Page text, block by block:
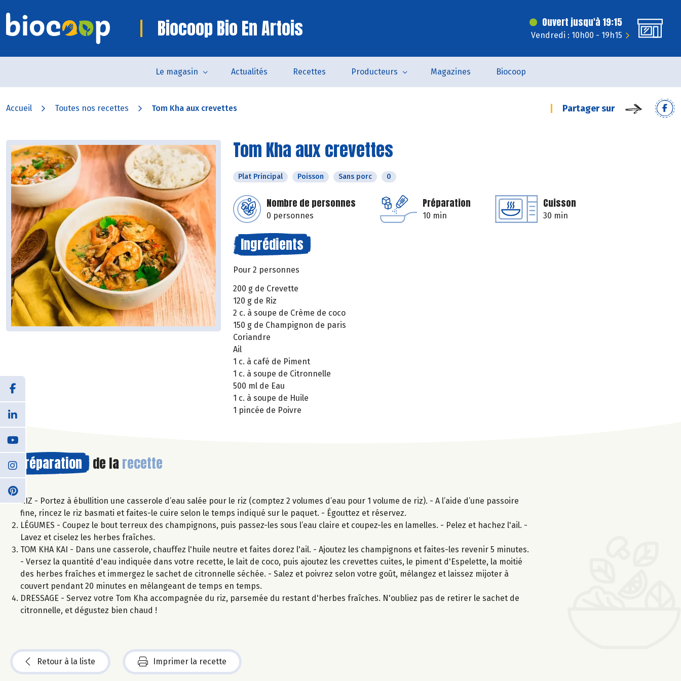
Biocoop Bio En Artois Ouvert jusqu'à 19:15
Vendredi : 10h00 - 19h15
Le magasin Actualités Recettes Producteurs Magazines Biocoop
Accueil Toutes nos recettes Tom Kha aux crevettes Partager sur
Tom Kha aux crevettes
Plat Principal Poisson Sans porc 0
Nombre de personnes
0 personnes
Préparation
10 min
Cuisson
30 min
Ingrédients
Pour 2 personnes
200 g de Crevette
120 g de Riz
2 c. à soupe de Crème de coco
150 g de Champignon de paris
Coriandre
Ail
1 c. à café de Piment
1 c. à soupe de Citronnelle
500 ml de Eau
1 c. à soupe de Huile
1 pincée de Poivre
Préparation de la recette
RIZ - Portez à ébullition une casserole d’eau salée pour le riz (comptez 2 volumes d’eau pour 1 volume de riz). - A l’aide d’une passoire
fine, rincez le riz basmati et faites-le cuire selon le temps indiqué sur le paquet. - Égouttez et réservez.
LÉGUMES - Coupez le bout terreux des champignons, puis passez-les sous l’eau claire et coupez-les en lamelles. - Pelez et hachez l'ail. -
Lavez et ciselez les herbes fraîches.
TOM KHA KAI - Dans une casserole, chauffez l'huile neutre et faites dorez l'ail. - Ajoutez les champignons et faites-les revenir 5 minutes.
- Versez la quantité d'eau indiquée dans votre recette, le lait de coco, puis ajoutez les crevettes cuites, le piment d'Espelette, la moitié
des herbes fraîches et immergez le sachet de citronnelle séchée. - Salez et poivrez selon votre goût, mélangez et laissez mijoter à
couvert pendant 20 minutes en mélangeant de temps en temps.
DRESSAGE - Servez votre Tom Kha accompagnée du riz, parsemée du restant d'herbes fraîches. N'oubliez pas de retirer le sachet de
citronnelle, et dégustez bien chaud !
Retour à la liste Imprimer la recette